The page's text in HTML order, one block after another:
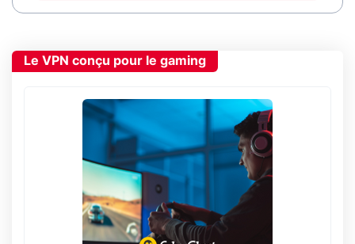
Le VPN conçu pour le gaming